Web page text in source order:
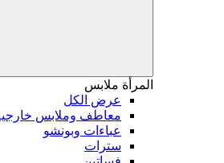
المرأة ملابس
عرض الكل
معاطف وملابس
عباءات وبونشو
سترات